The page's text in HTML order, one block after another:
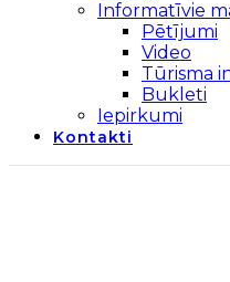
Informatīvie
Pētījumi
Video
Tūrisma
Bukleti
Iepirkumi
Kontakti